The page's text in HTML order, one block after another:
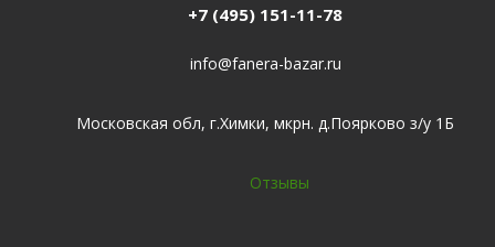
+7 (495) 151-11-78
info@fanera-bazar.ru
Московская обл, г.Химки, мкрн. д.Поярково з/у 1Б
Отзывы